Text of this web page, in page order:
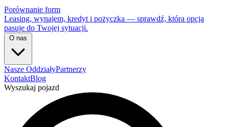
Porównanie form
Leasing, wynajem, kredyt i pożyczka — sprawdź, która opcja
pasuje do Twojej sytuacji.
O nas
Nasze OddziałyPartnerzy
KontaktBlog
Wyszukaj pojazd